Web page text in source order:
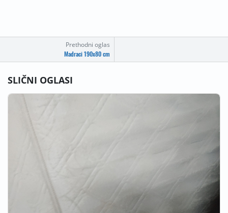
Prethodni oglas
Madraci 190x80 cm
SLIČNI OGLASI